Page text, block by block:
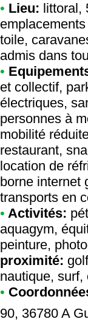
• Lieu: littoral,
toile,
admis dans
•
et collectif,
électriques,
personnes à
mobilité
restaurant,
location de
borne internet
transports en
• Activités:
aquagym,
peinture,
proximité:
nautique, surf,
•
90, 36780 A